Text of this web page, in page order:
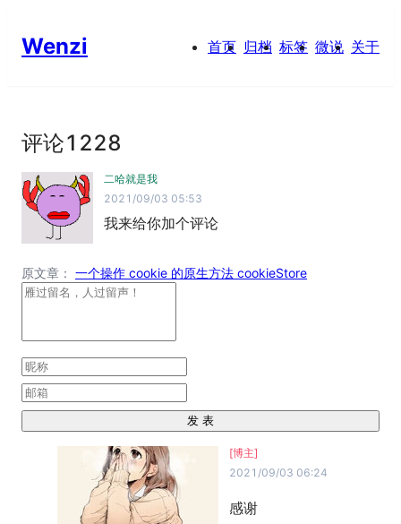
Wenzi 首页 归档 标签 微说 关于
评论1228
二哈就是我
2021/09/03 05:53
我来给你加个评论
原文章： 一个操作 cookie 的原生方法 cookieStore
发 表
[博主]
2021/09/03 06:24
感谢